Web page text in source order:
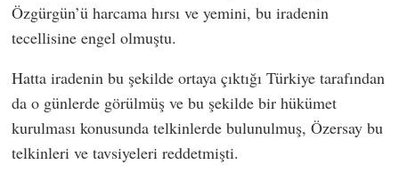
Özgürgün’ü harcama hırsı ve yemini, bu iradenin
tecellisine engel olmuştu.
Hatta iradenin bu şekilde ortaya çıktığı Türkiye tarafından
da o günlerde görülmüş ve bu şekilde bir hükümet
kurulması konusunda telkinlerde bulunulmuş, Özersay bu
telkinleri ve tavsiyeleri reddetmişti.